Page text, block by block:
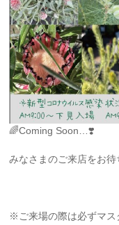
🌈Coming Soon…❣️
みなさまのご来店をお
※ご来場の際は必ずマス